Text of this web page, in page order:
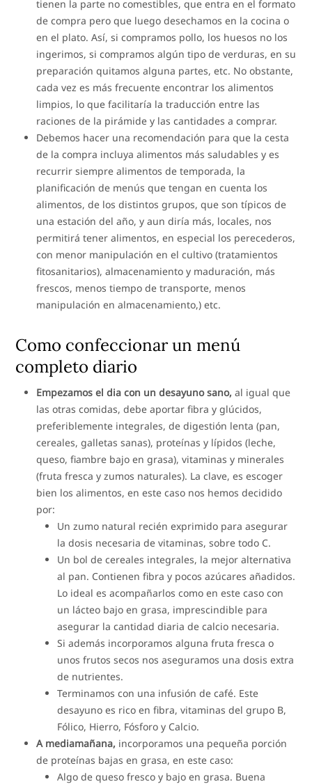
tienen la parte no comestibles, que entra en el formato
de compra pero que luego desechamos en la cocina o
en el plato. Así, si compramos pollo, los huesos no los
ingerimos, si compramos algún tipo de verduras, en su
preparación quitamos alguna partes, etc. No obstante,
cada vez es más frecuente encontrar los alimentos
limpios, lo que facilitaría la traducción entre las
raciones de la pirámide y las cantidades a comprar.
Debemos hacer una recomendación para que la cesta
de la compra incluya alimentos más saludables y es
recurrir siempre alimentos de temporada, la
planificación de menús que tengan en cuenta los
alimentos, de los distintos grupos, que son típicos de
una estación del año, y aun diría más, locales, nos
permitirá tener alimentos, en especial los perecederos,
con menor manipulación en el cultivo (tratamientos
fitosanitarios), almacenamiento y maduración, más
frescos, menos tiempo de transporte, menos
manipulación en almacenamiento,) etc.
Como confeccionar un menú
completo diario
Empezamos el dia con un desayuno sano, al igual que
las otras comidas, debe aportar fibra y glúcidos,
preferiblemente integrales, de digestión lenta (pan,
cereales, galletas sanas), proteínas y lípidos (leche,
queso, fiambre bajo en grasa), vitaminas y minerales
(fruta fresca y zumos naturales). La clave, es escoger
bien los alimentos, en este caso nos hemos decidido
por:
Un zumo natural recién exprimido para asegurar
la dosis necesaria de vitaminas, sobre todo C.
Un bol de cereales integrales, la mejor alternativa
al pan. Contienen fibra y pocos azúcares añadidos.
Lo ideal es acompañarlos como en este caso con
un lácteo bajo en grasa, imprescindible para
asegurar la cantidad diaria de calcio necesaria.
Si además incorporamos alguna fruta fresca o
unos frutos secos nos aseguramos una dosis extra
de nutrientes.
Terminamos con una infusión de café. Este
desayuno es rico en fibra, vitaminas del grupo B,
Fólico, Hierro, Fósforo y Calcio.
A mediamañana, incorporamos una pequeña porción
de proteínas bajas en grasa, en este caso:
Algo de queso fresco y bajo en grasa. Buena